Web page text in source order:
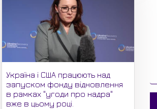
Україна і США працюють над
запуском фонду відновлення
в рамках "угоди про надра"
вже в цьому році.